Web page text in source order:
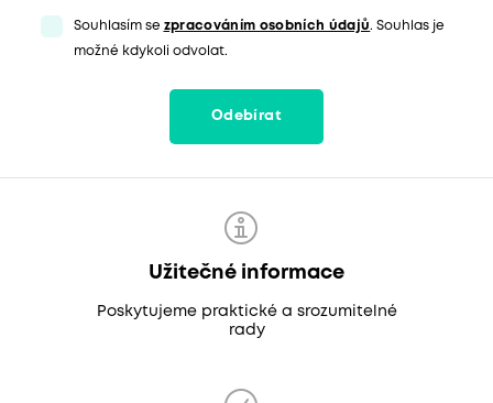
Souhlasím se zpracováním osobních údajů. Souhlas je
možné kdykoli odvolat.
Odebírat
Užitečné informace
Poskytujeme praktické a srozumitelné
rady